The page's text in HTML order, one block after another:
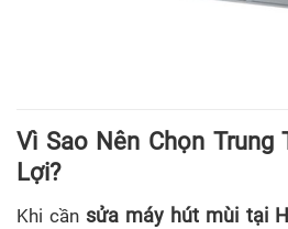
Vì Sao Nên Chọn
Lợi?
Khi cần sửa máy hút mùi tại